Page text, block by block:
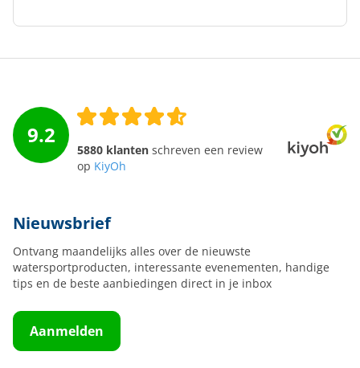
9.2
5880 klanten schreven een review
op KiyOh
Nieuwsbrief
Ontvang maandelijks alles over de nieuwste
watersportproducten, interessante evenementen, handige
tips en de beste aanbiedingen direct in je inbox
Aanmelden